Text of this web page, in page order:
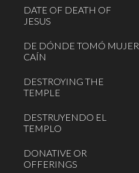
DATE OF DEATH OF
JESUS
DE DÓNDE TOMÓ MUJER
CAÍN
DESTROYING THE
TEMPLE
DESTRUYENDO EL
TEMPLO
DONATIVE OR
OFFERINGS